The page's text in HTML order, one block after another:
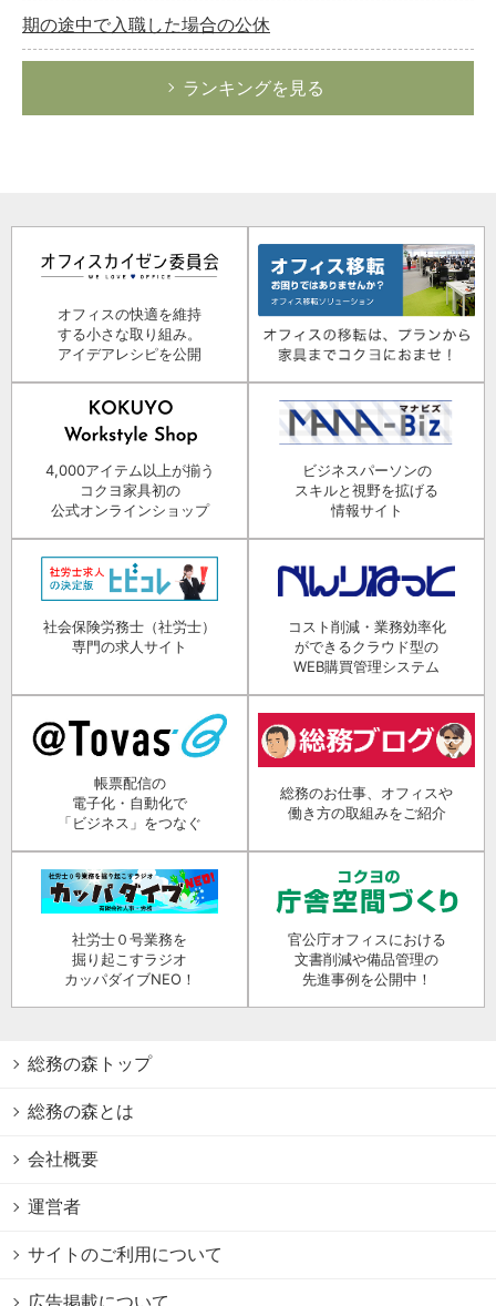
期の途中で入職した場合の公休
ランキングを見る
オフィスの快適を維持
する小さな取り組み。
アイデアレシピを公開
4,000アイテム以上が揃う
コクヨ家具初の
公式オンラインショップ
ビジネスパーソンの
スキルと視野を拡げる
情報サイト
社会保険労務士（社労士）
専門の求人サイト
コスト削減・業務効率化
ができるクラウド型の
WEB購買管理システム
帳票配信の
電子化・自動化で
「ビジネス」をつなぐ
総務のお仕事、オフィスや
働き方の取組みをご紹介
社労士０号業務を
掘り起こすラジオ
カッパダイブNEO！
官公庁オフィスにおける
文書削減や備品管理の
先進事例を公開中！
総務の森トップ
総務の森とは
会社概要
運営者
サイトのご利用について
広告掲載について